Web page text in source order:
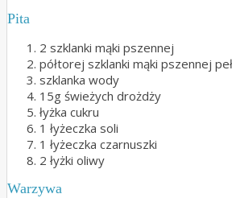
Pita
2 szklanki mąki pszennej
półtorej szklanki mąki pszennej
szklanka wody
15g świeżych drożdży
łyżka cukru
1 łyżeczka soli
1 łyżeczka czarnuszki
2 łyżki oliwy
Warzywa